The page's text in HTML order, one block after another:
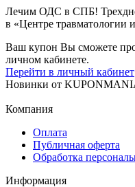
Лечим ОДС в СПБ!
в «Центре травматологии
Ваш купон Вы сможете
личном кабинете.
Перейти в личный кабинет
Новинки от
Компания
Оплата
Публичная оферта
Обработка
Информация